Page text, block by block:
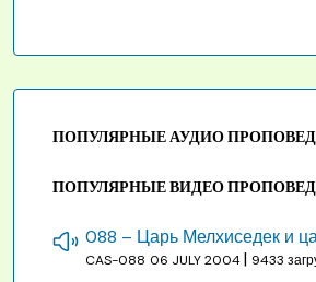
ПОПУЛЯРНЫЕ АУДИО
ПОПУЛЯРНЫЕ ВИДЕО
CAS-088 06 JULY 2004| 9433